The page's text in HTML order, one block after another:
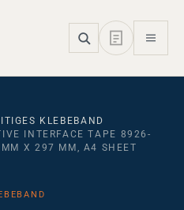
KLEBEBAND
INTERFACE TAPE 8926-
X 297 MM, A4 SHEET